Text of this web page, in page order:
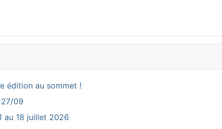
édition au sommet !
09
au 18 juillet 2026